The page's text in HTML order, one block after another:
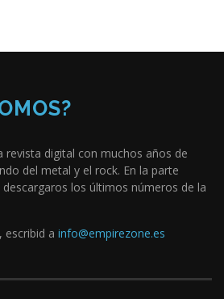
revista digital con muchos años de
del metal y el rock. En la parte
los últimos números de la
escribid a info@empirezone.es